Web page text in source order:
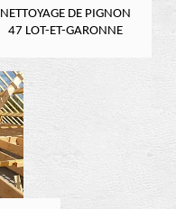
NETTOYAGE DE PIGNON
47 LOT-ET-GARONNE